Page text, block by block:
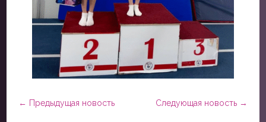
← Предыдущая новость Следующая новость→